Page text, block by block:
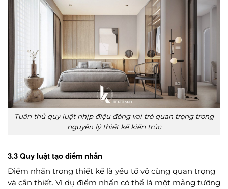
Tuân thủ quy luật nhịp điệu đóng vai trò quan trọng trong
nguyên lý thiết kế kiến trúc
3.3 Quy luật tạođiểm nhấn
Điểm nhấn trong thiết kế là yếu tố vô cùng quan trọng
và cần thiết. Ví dụ điểm nhấn có thể là một mảng tường